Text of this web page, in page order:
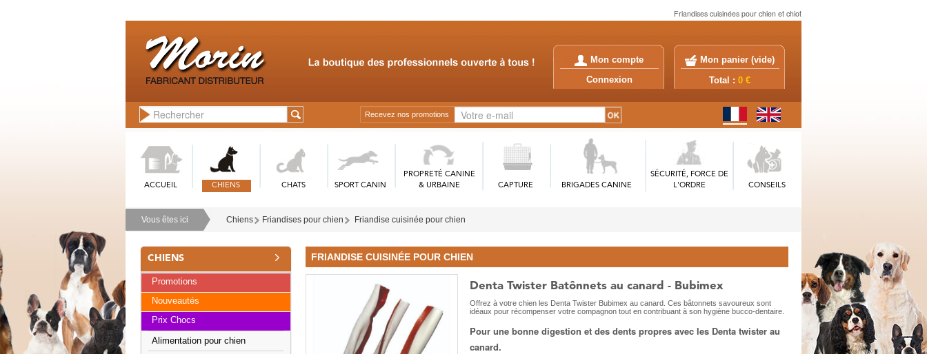
Friandises cuisinées pour chien et chiot
Mon compte
Connexion
Mon panier (vide)
Total : 0 €
Recevez nos promotions
ACCUEIL CHIENS CHATS SPORT CANIN
PROPRETÉ CANINE
& URBAINE
CAPTURE BRIGADES CANINE
SÉCURITÉ, FORCE DE
L'ORDRE
CONSEILS
Vous êtes ici Chiens Friandises pour chien Friandise cuisinée pour chien
CHIENS
Promotions
Nouveautés
Prix Chocs
Alimentation pour chien
FRIANDISE CUISINÉE POUR CHIEN
Denta Twister Batônnets au canard - Bubimex
Offrez à votre chien les Denta Twister Bubimex au canard. Ces bâtonnets savoureux sont
idéaux pour récompenser votre compagnon tout en contribuant à son hygiène bucco-dentaire.
Pour une bonne digestion et des dents propres avec les Denta twister au
canard.